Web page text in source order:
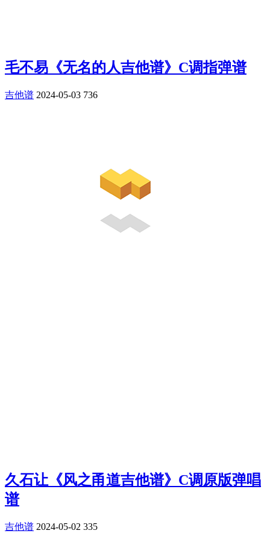
毛不易《无名的人吉他谱》C调指弹谱
吉他谱 2024-05-03 736
久石让《风之甬道吉他谱》C调原版弹唱
谱
吉他谱 2024-05-02 335